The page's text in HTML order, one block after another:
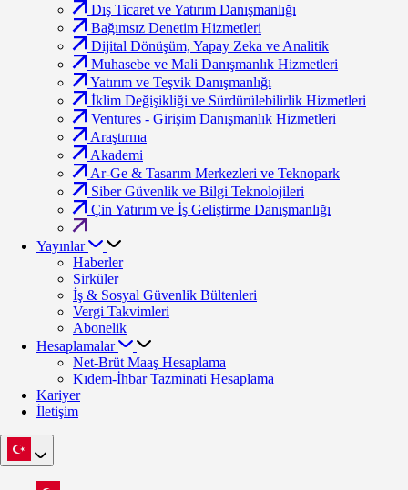
Dış Ticaret ve Yatırım Danışmanlığı
Bağımsız Denetim Hizmetleri
Dijital Dönüşüm, Yapay Zeka ve Analitik
Muhasebe ve Mali Danışmanlık Hizmetleri
Yatırım ve Teşvik Danışmanlığı
İklim Değişikliği ve Sürdürülebilirlik Hizmetleri
Ventures - Girişim Danışmanlık Hizmetleri
Araştırma
Akademi
Ar-Ge & Tasarım Merkezleri ve Teknopark
Siber Güvenlik ve Bilgi Teknolojileri
Çin Yatırım ve İş Geliştirme Danışmanlığı
Yayınlar
Haberler
Sirküler
İş & Sosyal Güvenlik Bültenleri
Vergi Takvimleri
Abonelik
Hesaplamalar
Net-Brüt Maaş Hesaplama
Kıdem-İhbar Tazminati Hesaplama
Kariyer
İletişim